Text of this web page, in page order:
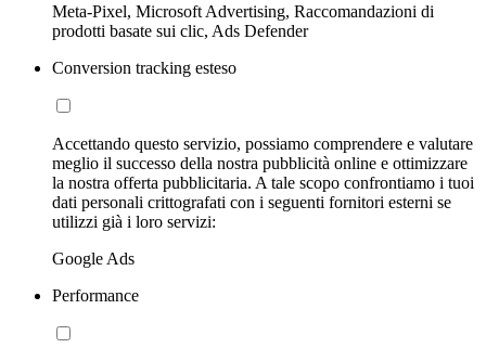
Meta-Pixel, Microsoft Advertising, Raccomandazioni di
prodotti basate sui clic, Ads Defender
Conversion tracking esteso
Accettando questo servizio, possiamo comprendere e valutare
meglio il successo della nostra pubblicità online e ottimizzare
la nostra offerta pubblicitaria. A tale scopo confrontiamo i tuoi
dati personali crittografati con i seguenti fornitori esterni se
utilizzi già i loro servizi:
Google Ads
Performance